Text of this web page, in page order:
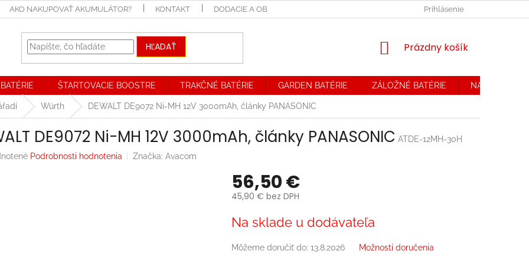
AKO NAKUPOVAŤ AKUMULÁTOR? KONTAKT DODACIE A OBCHODNÉ PODMIENKY. REKLAMAČNÝ PORIADOKPrihlásenie
HĽADAŤ
NÁKUPNÝ
Prázdny košík
ŠTARTOVACIE BOOSTRE TRAKČNÉ BATÉRIE GARDEN BATÉRIE ZÁLOŽNÉ BATÉRIE NABÍJAČKY
Würth DEWALT DE9072 Ni-MH 12V 3000mAh, články PANASONIC
DE9072 Ni-MH 12V 3000mAh, články PANASONIC ATDE-12MH-30H
Podrobnosti hodnotenia Značka: Avacom
56,50 €
45,90 € bez DPH
cena:
Na sklade u dodávateľa
Môžeme doručiť do: 13.8.2026 Možnosti doručenia